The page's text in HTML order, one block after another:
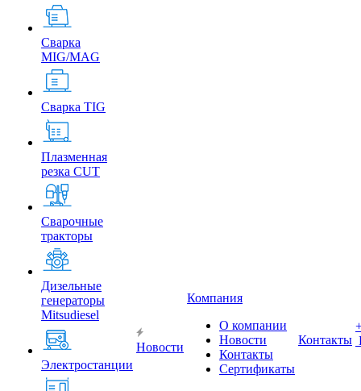
Сварка
MIG/MAG
Сварка TIG
Плазменная
резка CUT
Сварочные
тракторы
Дизельные
генераторы
Mitsudiesel
Электростанции
Новости
Компания
О компании
Новости
Контакты
Сертификаты
Контакты